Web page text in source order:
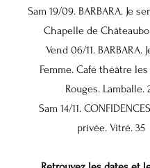
Sam 19/09. BARBARA. Je
Chapelle de
Vend 06/11. BARBARA.
Femme. Café théâtre
Rouges. Lamballe.
Sam 14/11.
privée. Vitré. 35